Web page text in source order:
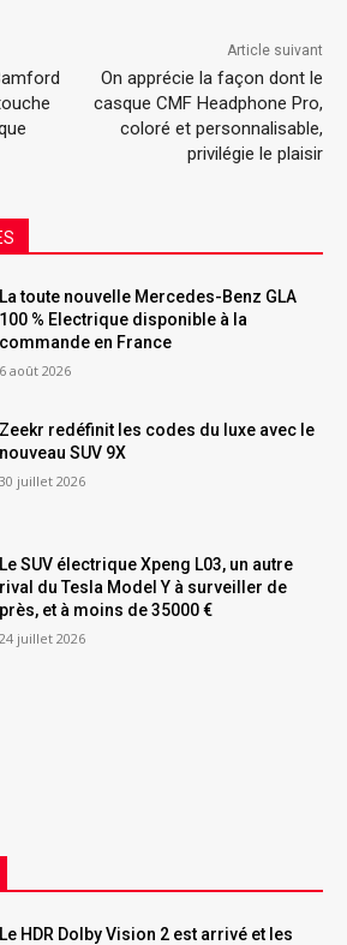
Article suivant
On apprécie la façon dont le
casque CMF Headphone Pro,
coloré et personnalisable,
privilégie le plaisir
La toute nouvelle Mercedes-Benz GLA
100 % Electrique disponible à la
commande en France
6 août 2026
Zeekr redéfinit les codes du luxe avec le
nouveau SUV 9X
30 juillet 2026
Le SUV électrique Xpeng L03, un autre
rival du Tesla Model Y à surveiller de
près, et à moins de 35000 €
24 juillet 2026
Le HDR Dolby Vision 2 est arrivé et les